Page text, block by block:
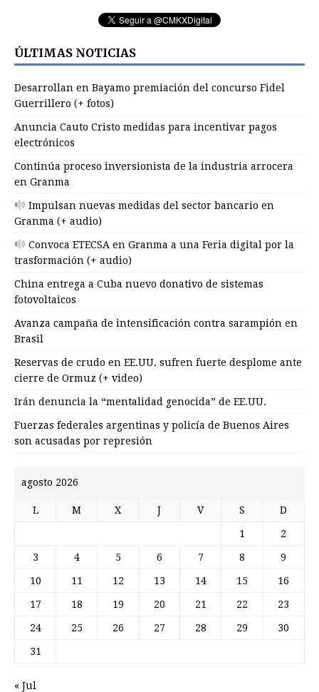
ÚLTIMAS NOTICIAS
Desarrollan en Bayamo premiación del concurso Fidel
Guerrillero (+ fotos)
Anuncia Cauto Cristo medidas para incentivar pagos
electrónicos
Continúa proceso inversionista de la industria arrocera
en Granma
Impulsan nuevas medidas del sector bancario en
Granma (+ audio)
Convoca ETECSA en Granma a una Feria digital por la
trasformación (+ audio)
China entrega a Cuba nuevo donativo de sistemas
fotovoltaicos
Avanza campaña de intensificación contra sarampión en
Brasil
Reservas de crudo en EE.UU. sufren fuerte desplome ante
cierre de Ormuz (+ video)
Irán denuncia la “mentalidad genocida” de EE.UU.
Fuerzas federales argentinas y policía de Buenos Aires
son acusadas por represión
agosto 2026
L M X J V S D
1 2
3 4 5 6 7 8 9
10 11 12 13 14 15 16
17 18 19 20 21 22 23
24 25 26 27 28 29 30
31
« Jul